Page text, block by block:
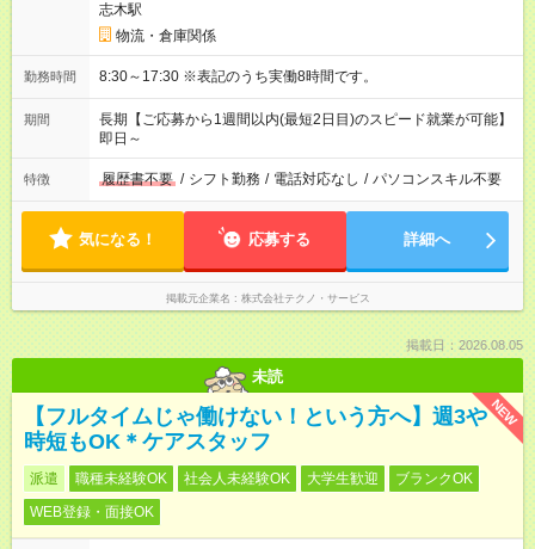
志木駅
物流・倉庫関係
勤務時間 8:30～17:30 ※表記のうち実働8時間です。
期間
長期【ご応募から1週間以内(最短2日目)のスピード就業が可能】
即日～
特徴 履歴書不要 / シフト勤務 / 電話対応なし / パソコンスキル不要
気になる！ 応募する 詳細へ
掲載元企業名 株式会社テクノ・サービス
掲載日：2026.08.05
未読
NEW
【フルタイムじゃ働けない！という方へ】週3や
時短もOK＊ケアスタッフ
派遣 職種未経験OK 社会人未経験OK 大学生歓迎
ブランクOK
WEB登録・面接OK